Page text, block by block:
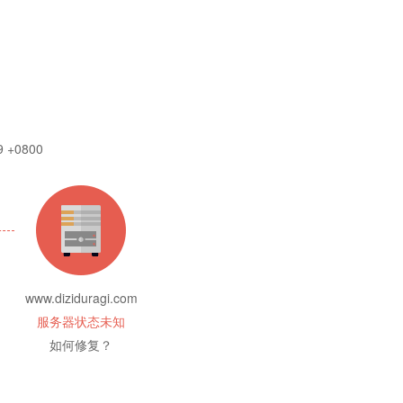
+0800
www.diziduragi.com
服务器状态未知
如何修复？